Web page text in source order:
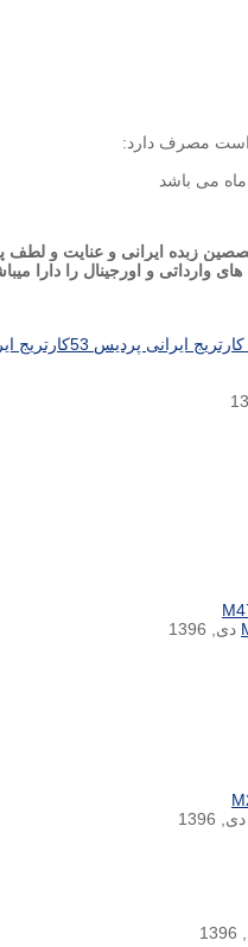
است مصرف دارد:
زبده ایرانی و عنایت و
و اورجینال را دارا
ایرانی پردیس 53 کارتریج
دی, 1396
دی, 1396